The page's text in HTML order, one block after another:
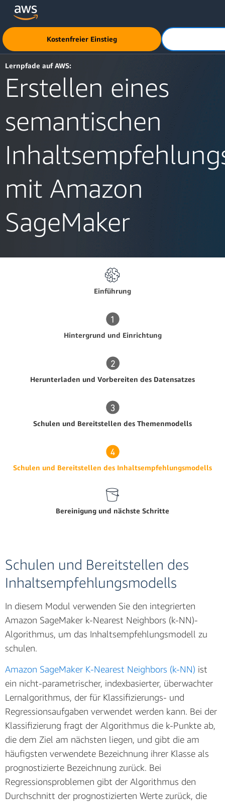
Überspringen zum Hauptinhalt
Kostenfreier Einstieg
Lernpfade auf AWS:
Erstellen eines
semantischen
mit Amazon
SageMaker
Einführung
Hintergrund und Einrichtung
Herunterladen und Vorbereiten des Datensatzes
Schulen und Bereitstellen des Themenmodells
Schulen und Bereitstellen des Inhaltsempfehlungsmodells
Bereinigung und nächste Schritte
Schulen und Bereitstellen des
Inhaltsempfehlungsmodells
In diesem Modul verwenden Sie den integrierten
Amazon SageMaker k-Nearest Neighbors (k-NN)-
Algorithmus, um das Inhaltsempfehlungsmodell zu
schulen.
Amazon SageMaker K-Nearest Neighbors (k-NN) ist
ein nicht-parametrischer, indexbasierter, überwachter
Lernalgorithmus, der für Klassifizierungs- und
Regressionsaufgaben verwendet werden kann. Bei der
Klassifizierung fragt der Algorithmus die k-Punkte ab,
die dem Ziel am nächsten liegen, und gibt die am
häufigsten verwendete Bezeichnung ihrer Klasse als
prognostizierte Bezeichnung zurück. Bei
Regressionsproblemen gibt der Algorithmus den
Durchschnitt der prognostizierten Werte zurück, die